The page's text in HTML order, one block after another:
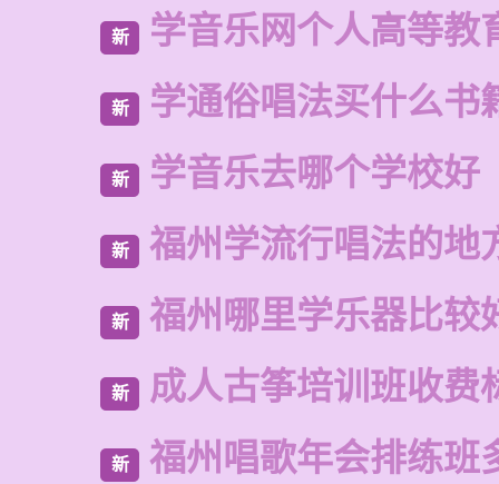
新 学音乐网个人高等教
新 学通俗唱法买什么书
新 学音乐去哪个学校好
新 福州学流行唱法的地
新 福州哪里学乐器比较
新 成人古筝培训班收费
新 福州唱歌年会排练班